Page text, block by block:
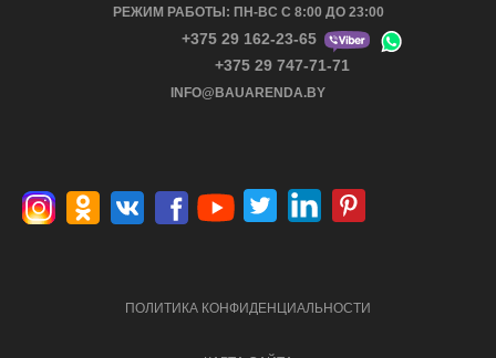
РЕЖИМ РАБОТЫ: ПН-ВС С 8:00 ДО 23:00
+375 29 162-23-65
+375 29 747-71-71
INFO@BAUARENDA.BY
ПОЛИТИКА КОНФИДЕНЦИАЛЬНОСТИ